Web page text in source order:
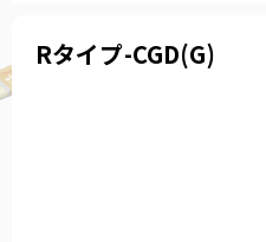
Rタイプ-CGD(G)